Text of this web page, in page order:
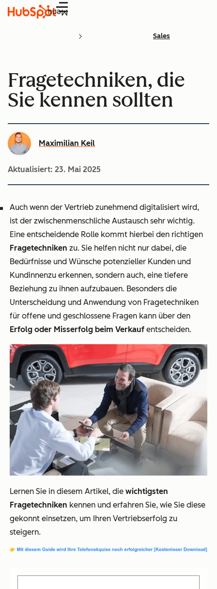
Menü
Sales
Fragetechniken, die
Sie kennen sollten
Maximilian Keil
Aktualisiert: 23. Mai 2025
Auch wenn der Vertrieb zunehmend digitalisiert wird,
ist der zwischenmenschliche Austausch sehr wichtig.
Eine entscheidende Rolle kommt hierbei den richtigen
Fragetechniken zu. Sie helfen nicht nur dabei, die
Bedürfnisse und Wünsche potenzieller Kunden und
Kundinnenzu erkennen, sondern auch, eine tiefere
Beziehung zu ihnen aufzubauen. Besonders die
Unterscheidung und Anwendung von Fragetechniken
für offene und geschlossene Fragen kann über den
Erfolg oder Misserfolg beim Verkauf entscheiden.
Lernen Sie in diesem Artikel, die wichtigsten
Fragetechniken kennen und erfahren Sie, wie Sie diese
gekonnt einsetzen, um Ihren Vertriebserfolg zu
steigern.